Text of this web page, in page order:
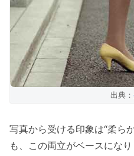
出典：
写真から受ける印象は“柔ら
も、この両立がベースになり